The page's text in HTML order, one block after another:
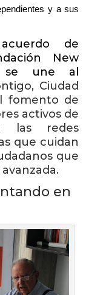
y a sus
de
New
se une al
Ciudad
fomento de
activos de
las redes
que cuidan
que
en